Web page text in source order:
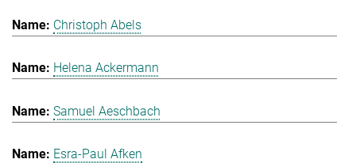
Christoph Abels
Helena Ackermann
Samuel Aeschbach
Esra-Paul Afken